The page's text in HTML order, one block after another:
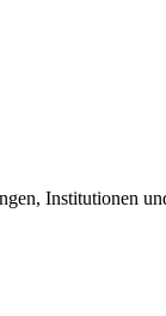
Institutionen